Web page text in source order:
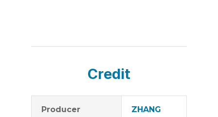
Credit
Producer
ZHANG